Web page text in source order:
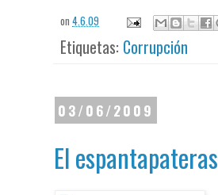
on4.6.09
Etiquetas: Corrupción
03/06/2009
El espantapateras